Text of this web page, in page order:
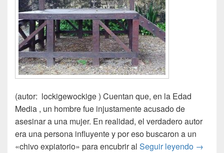
(autor: lockigewockige ) Cuentan que, en la Edad
Media , un hombre fue injustamente acusado de
asesinar a una mujer. En realidad, el verdadero autor
era una persona influyente y por eso buscaron a un
«chivo expiatorio» para encubrir al Seguir leyendo Juicio
→